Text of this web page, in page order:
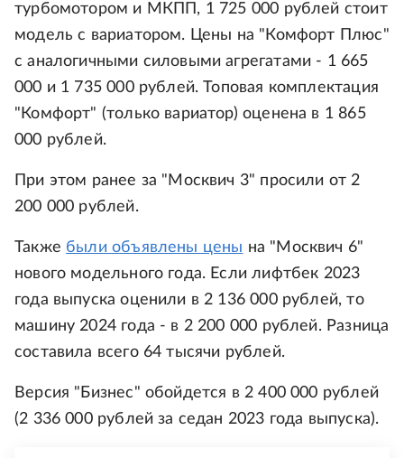
турбомотором и МКПП, 1 725 000 рублей стоит
модель с вариатором. Цены на "Комфорт Плюс"
с аналогичными силовыми агрегатами - 1 665
000 и 1 735 000 рублей. Топовая комплектация
"Комфорт" (только вариатор) оценена в 1 865
000 рублей.
При этом ранее за "Москвич 3" просили от 2
200 000 рублей.
Также были объявлены цены на "Москвич 6"
нового модельного года. Если лифтбек 2023
года выпуска оценили в 2 136 000 рублей, то
машину 2024 года - в 2 200 000 рублей. Разница
составила всего 64 тысячи рублей.
Версия "Бизнес" обойдется в 2 400 000 рублей
(2 336 000 рублей за седан 2023 года выпуска).